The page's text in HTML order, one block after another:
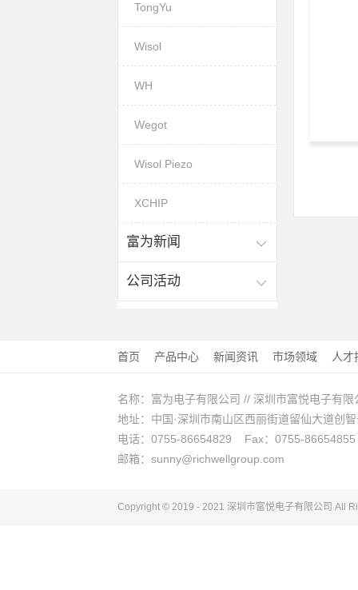
TongYu
Wisol
WH
Wegot
Wisol Piezo
XCHIP
富为新闻
公司活动
首页 产品中心 新闻资讯 市场领域 人才
名称：富为电子有限公司 // 深圳市富悦电子有限
地址：中国·深圳市南山区西丽街道留仙大道创
电话：0755-86654829 Fax：0755-86654855
邮箱：sunny@richwellgroup.com
Copyright © 2019 - 2021 深圳市富悦电子有限公司 All